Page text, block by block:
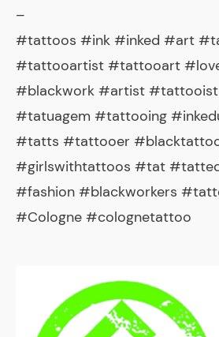
–
#tattoos #ink #inked #art
#tattooartist #tattooart
#blackwork #artist
#tatuagem #tattooing
#tatts #tattooer
#girlswithtattoos #tat
#fashion #blackworkers
#Cologne #colognetattoo